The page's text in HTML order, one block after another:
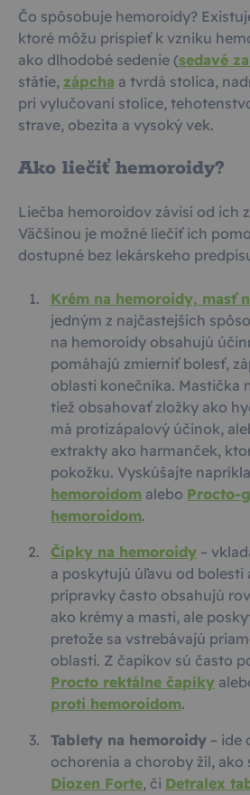
Čo spôsobuje hemoroidy?
ktoré môžu prispieť k vzniku
ako dlhodobé sedenie (sedavé
státie, zápcha a tvrdá stolica,
pri vylučovaní stolice,
strave, obezita a vysoký vek.
Ako liečiť hemoroidy?
Liečba hemoroidov závisí od ich
Väčšinou je možné liečiť ich
dostupné bez lekárskeho
Krém na hemoroidy, masť
jedným z najčastejších
na hemoroidy obsahujú
pomáhajú zmierniť bolesť,
oblasti konečníka. Mastička
tiež obsahovať zložky ako
má protizápalový účinok,
extrakty ako harmanček,
pokožku. Vyskúšajte
hemoroidom alebo Procto-
hemoroidom.
Čípky na hemoroidy –
a poskytujú úľavu od bolesti
prípravky často obsahujú
ako krémy a masti, ale
pretože sa vstrebávajú
oblasti. Z čapíkov sú často
Procto rektálne čapíky
proti hemoroidom.
Tablety na hemoroidy – ide
ochorenia a choroby žíl,
Diozen Forte, či Detralex